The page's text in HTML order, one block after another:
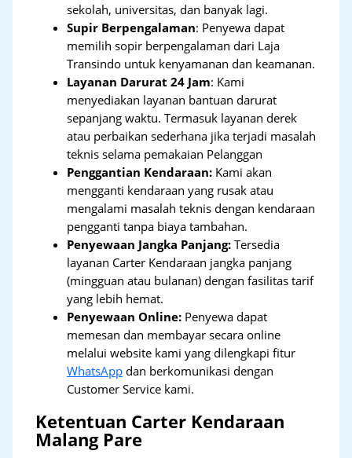
sekolah, universitas, dan banyak lagi.
Supir Berpengalaman: Penyewa dapat
memilih sopir berpengalaman dari Laja
Transindo untuk kenyamanan dan keamanan.
Layanan Darurat 24 Jam: Kami
menyediakan layanan bantuan darurat
sepanjang waktu. Termasuk layanan derek
atau perbaikan sederhana jika terjadi masalah
teknis selama pemakaian Pelanggan
Penggantian Kendaraan: Kami akan
mengganti kendaraan yang rusak atau
mengalami masalah teknis dengan kendaraan
pengganti tanpa biaya tambahan.
Penyewaan Jangka Panjang: Tersedia
layanan Carter Kendaraan jangka panjang
(mingguan atau bulanan) dengan fasilitas tarif
yang lebih hemat.
Penyewaan Online: Penyewa dapat
memesan dan membayar secara online
melalui website kami yang dilengkapi fitur
WhatsApp dan berkomunikasi dengan
Customer Service kami.
Ketentuan Carter Kendaraan
Malang Pare